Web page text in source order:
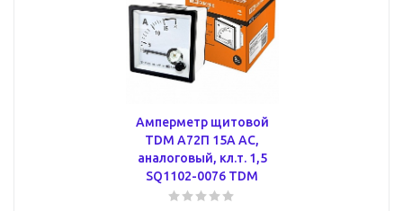
Амперметр щитовой
TDM А72П 15А AC,
аналоговый, кл.т. 1,5
SQ1102-0076 TDM